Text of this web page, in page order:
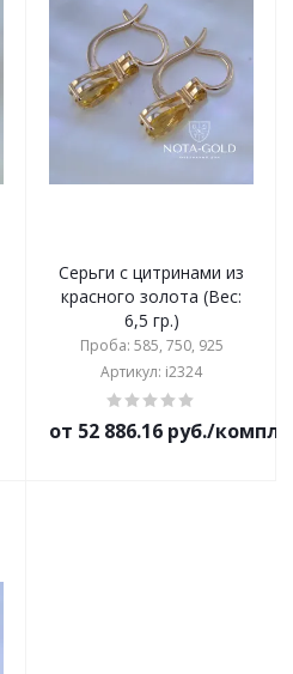
Серьги с цитринами из
красного золота (Вес:
6,5 гр.)
Проба: 585, 750, 925
Артикул: i2324
от 52 886.16 руб./